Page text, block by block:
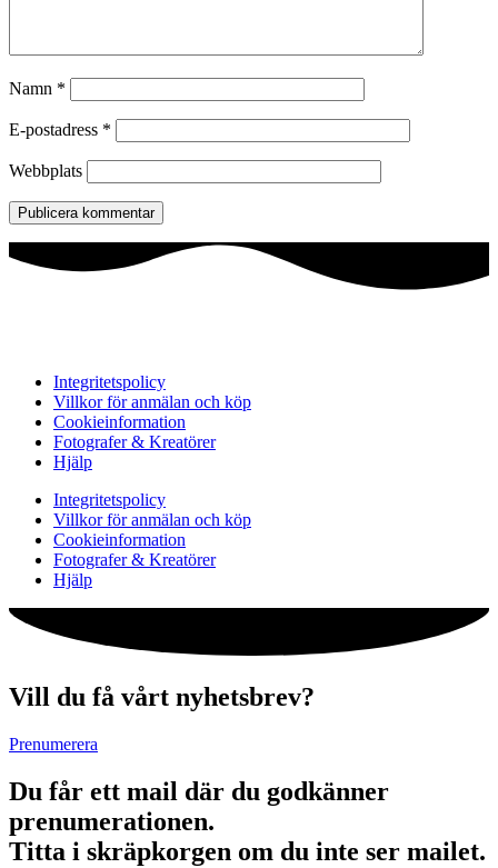
Namn *
E-postadress *
Webbplats
Integritetspolicy
Villkor för anmälan och köp
Cookieinformation
Fotografer & Kreatörer
Hjälp
Integritetspolicy
Villkor för anmälan och köp
Cookieinformation
Fotografer & Kreatörer
Hjälp
Vill du få vårt nyhetsbrev?
Prenumerera
Du får ett mail där du godkänner
prenumerationen.
Titta i skräpkorgen om du inte ser mailet.